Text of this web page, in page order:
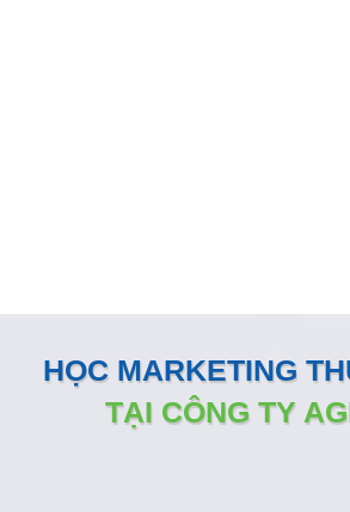
HỌC MARKETING
TẠI CÔNG TY